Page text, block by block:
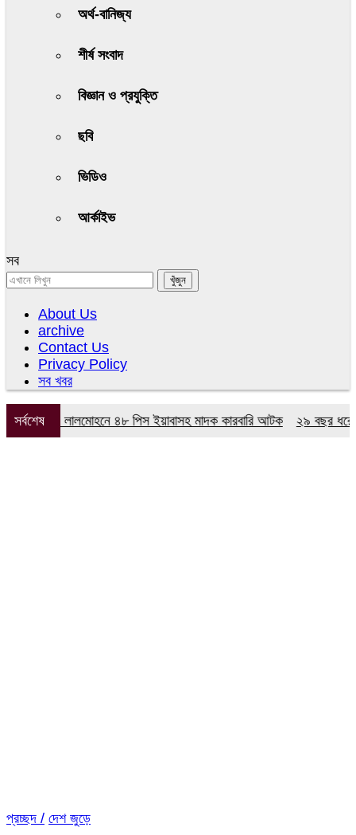
অর্থ-বানিজ্য
শীর্ষ সংবাদ
বিজ্ঞান ও প্রযুক্তি
ছবি
ভিডিও
আর্কাইভ
সব
About Us
archive
Contact Us
Privacy Policy
সব খবর
সর্বশেষলালমোহনে ৪৮ পিস ইয়াবাসহ মাদক কারবারি আটক ২৯ বছর ধরে নেই
প্রচ্ছদ / দেশ জুড়ে